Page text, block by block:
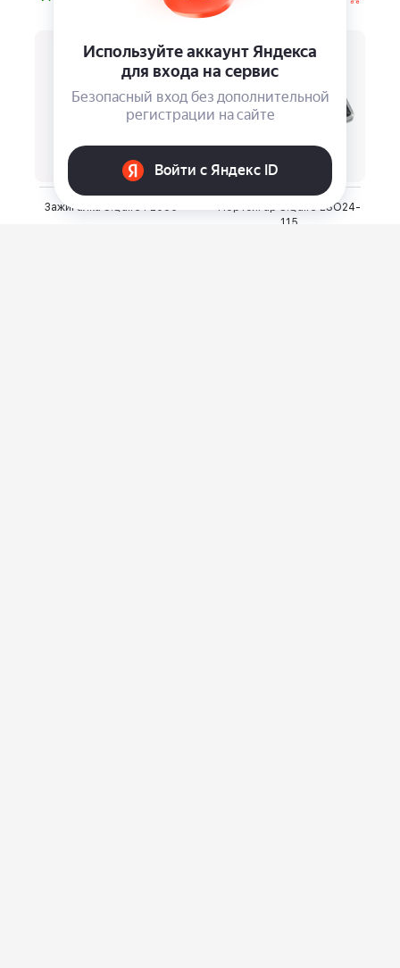
Зажигалка S.Quire FL086
Портсигар S.Quire LSO24-
115